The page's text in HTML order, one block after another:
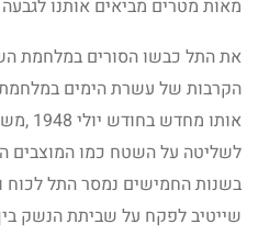
מאות מטרים מביאים אותנו
את התל כבשו הסורים במלחמת
הקרבות של עשרת הימים
אותו
לשליטה על השטח כמו המוצבים
בשנות החמישים נמסר התל לכוח
שייטיב לפקח על שביתת הנשק